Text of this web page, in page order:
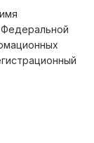
Федеральной